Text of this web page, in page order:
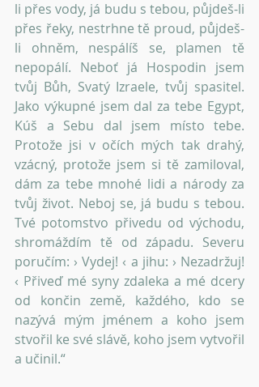
li přes vody, já budu s tebou, půjdeš-li
přes řeky, nestrhne tě proud, půjdeš-
li ohněm, nespálíš se, plamen tě
nepopálí. Neboť já Hospodin jsem
tvůj Bůh, Svatý Izraele, tvůj spasitel.
Jako výkupné jsem dal za tebe Egypt,
Kúš a Sebu dal jsem místo tebe.
Protože jsi v očích mých tak drahý,
vzácný, protože jsem si tě zamiloval,
dám za tebe mnohé lidi a národy za
tvůj život. Neboj se, já budu s tebou.
Tvé potomstvo přivedu od východu,
shromáždím tě od západu. Severu
poručím: › Vydej! ‹ a jihu: › Nezadržuj!
‹ Přiveď mé syny zdaleka a mé dcery
od končin země, každého, kdo se
nazývá mým jménem a koho jsem
stvořil ke své slávě, koho jsem vytvořil
a učinil.“